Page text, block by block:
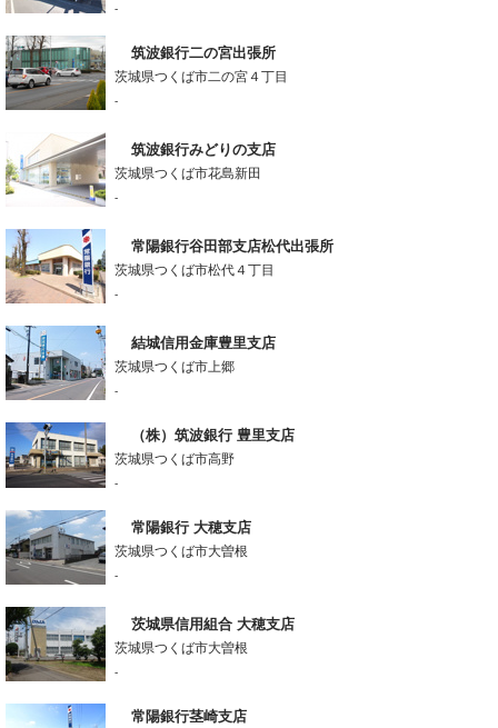
-
筑波銀行二の宮出張所
茨城県つくば市二の宮４丁目
-
筑波銀行みどりの支店
茨城県つくば市花島新田
-
常陽銀行谷田部支店松代出張所
茨城県つくば市松代４丁目
-
結城信用金庫豊里支店
茨城県つくば市上郷
-
（株）筑波銀行 豊里支店
茨城県つくば市高野
-
常陽銀行 大穂支店
茨城県つくば市大曽根
-
茨城県信用組合 大穂支店
茨城県つくば市大曽根
-
常陽銀行茎崎支店